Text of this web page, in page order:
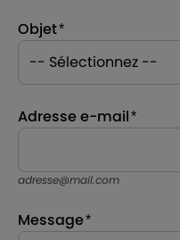
Objet
Adresse e-mail
adresse@mail.com
Message